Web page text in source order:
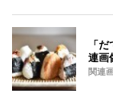
「
連画
関連